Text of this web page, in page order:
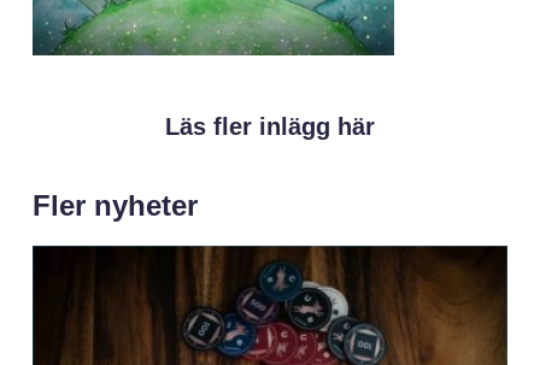
Läs fler inlägg här
Fler nyheter